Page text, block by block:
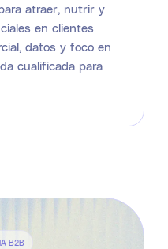
atraer, nutrir y
en clientes
datos y foco en
cualificada para
B2B